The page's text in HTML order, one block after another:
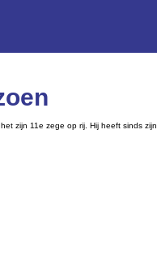
zijn 11e zege op rij. Hij heeft sinds zijn